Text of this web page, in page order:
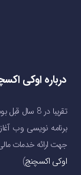
درباره اوکی
تقریبا در 8
برنامه نویسی وب
جهت ارائه خدمات
اوکی اکسچنج)